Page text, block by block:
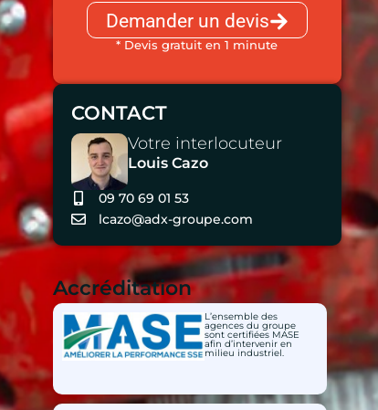
Demander un devis
* Devis gratuit en 1 minute
CONTACT
Votre interlocuteur
Louis Cazo
09 70 69 01 53
lcazo@adx-groupe.com
Accréditation
L’ensemble des
agences du groupe
sont certifiées MASE
afin d’intervenir en
milieu industriel.